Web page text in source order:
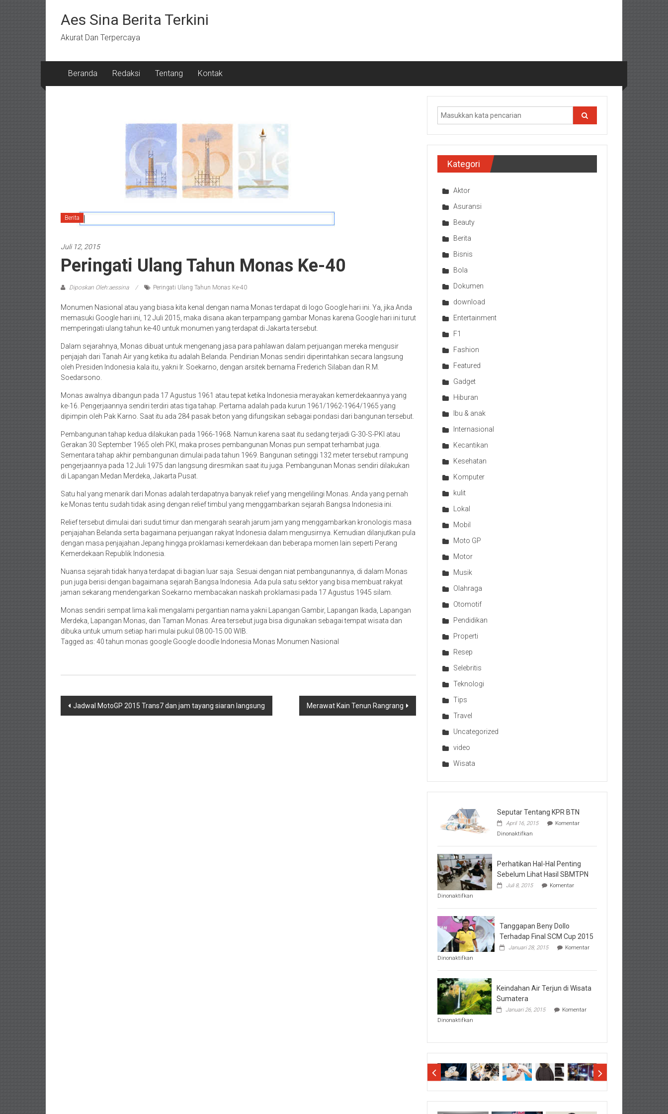
kontenAes Sina Berita Terkini
Akurat Dan Terpercaya
Beranda Redaksi Tentang Kontak
Berita
Juli 12, 2015
Peringati Ulang Tahun Monas Ke-40
Diposkan Oleh:aessina Peringati Ulang Tahun Monas Ke-40
Monumen Nasional atau yang biasa kita kenal dengan nama Monas terdapat di logo Google hari ini. Ya, jika Anda
memasuki Google hari ini, 12 Juli 2015, maka disana akan terpampang gambar Monas karena Google hari ini turut
memperingati ulang tahun ke-40 untuk monumen yang terdapat di Jakarta tersebut.
Dalam sejarahnya, Monas dibuat untuk mengenang jasa para pahlawan dalam perjuangan mereka mengusir
penjajah dari Tanah Air yang ketika itu adalah Belanda. Pendirian Monas sendiri diperintahkan secara langsung
oleh Presiden Indonesia kala itu, yakni Ir. Soekarno, dengan arsitek bernama Frederich Silaban dan R.M.
Soedarsono.
Monas awalnya dibangun pada 17 Agustus 1961 atau tepat ketika Indonesia merayakan kemerdekaannya yang
ke-16. Pengerjaannya sendiri terdiri atas tiga tahap. Pertama adalah pada kurun 1961/1962-1964/1965 yang
dipimpin oleh Pak Karno. Saat itu ada 284 pasak beton yang difungsikan sebagai pondasi dari bangunan tersebut.
Pembangunan tahap kedua dilakukan pada 1966-1968. Namun karena saat itu sedang terjadi G-30-S-PKI atau
Gerakan 30 September 1965 oleh PKI, maka proses pembangunan Monas pun sempat terhambat juga.
Sementara tahap akhir pembangunan dimulai pada tahun 1969. Bangunan setinggi 132 meter tersebut rampung
pengerjaannya pada 12 Juli 1975 dan langsung diresmikan saat itu juga. Pembangunan Monas sendiri dilakukan
di Lapangan Medan Merdeka, Jakarta Pusat.
Satu hal yang menarik dari Monas adalah terdapatnya banyak relief yang mengelilingi Monas. Anda yang pernah
ke Monas tentu sudah tidak asing dengan relief timbul yang menggambarkan sejarah Bangsa Indonesia ini.
Relief tersebut dimulai dari sudut timur dan mengarah searah jarum jam yang menggambarkan kronologis masa
penjajahan Belanda serta bagaimana perjuangan rakyat Indonesia dalam mengusirnya. Kemudian dilanjutkan pula
dengan masa penjajahan Jepang hingga proklamasi kemerdekaan dan beberapa momen lain seperti Perang
Kemerdekaan Republik Indonesia.
Nuansa sejarah tidak hanya terdapat di bagian luar saja. Sesuai dengan niat pembangunannya, di dalam Monas
pun juga berisi dengan bagaimana sejarah Bangsa Indonesia. Ada pula satu sektor yang bisa membuat rakyat
jaman sekarang mendengarkan Soekarno membacakan naskah proklamasi pada 17 Agustus 1945 silam.
Monas sendiri sempat lima kali mengalami pergantian nama yakni Lapangan Gambir, Lapangan Ikada, Lapangan
Merdeka, Lapangan Monas, dan Taman Monas. Area tersebut juga bisa digunakan sebagai tempat wisata dan
dibuka untuk umum setiap hari mulai pukul 08.00-15.00 WIB.
Tagged as: 40 tahun monas google Google doodle Indonesia Monas Monumen Nasional
Navigasi
Jadwal MotoGP 2015 Trans7 dan jam tayang siaran langsung Merawat Kain Tenun Rangrang
Kategori
Aktor
Asuransi
Beauty
Berita
Bisnis
Bola
Dokumen
download
Entertainment
F1
Fashion
Featured
Gadget
Hiburan
Ibu & anak
Internasional
Kecantikan
Kesehatan
Komputer
kulit
Lokal
Mobil
Moto GP
Motor
Musik
Olahraga
Otomotif
Pendidikan
Properti
Resep
Selebritis
Teknologi
Tips
Travel
Uncategorized
video
Wisata
Seputar Tentang KPR BTN
April 16, 2015
Komentar
Dinonaktifkan
Tentang
BTN
Perhatikan Hal-Hal Penting
Sebelum Lihat Hasil SBMTPN
Juli 8, 2015
Komentar
Dinonaktifkan
Hal-
Hal
Penting
Sebelum
Lihat
Hasil
Tanggapan Beny Dollo
Terhadap Final SCM Cup 2015
Januari 28, 2015
Komentar
Dinonaktifkan
Beny
Dollo
Terhadap
Final
SCM
Cup
Keindahan Air Terjun di Wisata
Sumatera
Januari 26, 2015
Komentar
Dinonaktifkan
Terjun
Sumatera